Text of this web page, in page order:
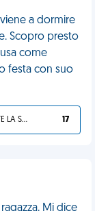
a dormire
Scopro presto
come
festa con suo
SVEGLIATI, TE LA SEI CERCATA! 17
Mi dice